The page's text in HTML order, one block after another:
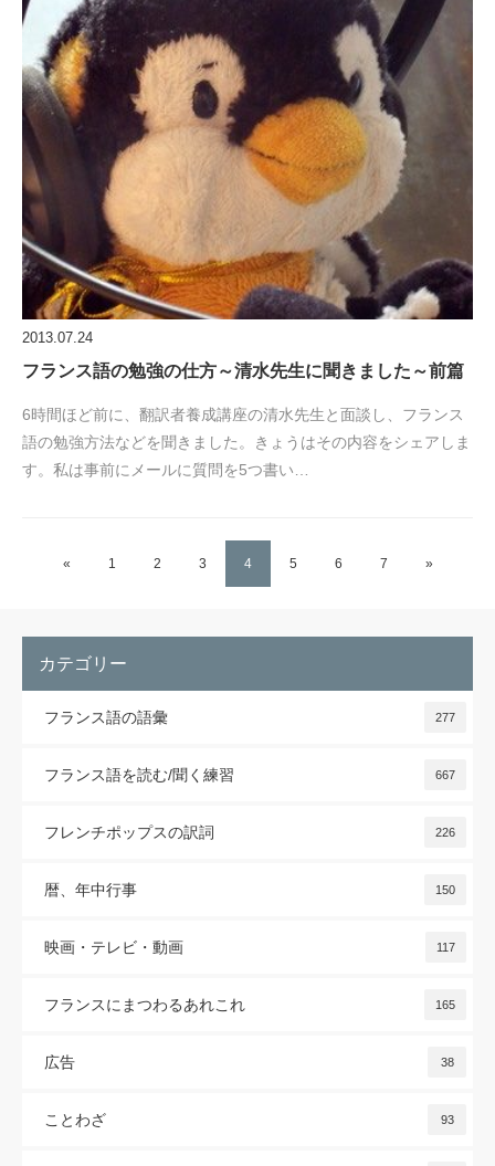
2013.07.24
フランス語の勉強の仕方～清水先生に聞きました～前篇
6時間ほど前に、翻訳者養成講座の清水先生と面談し、フランス
語の勉強方法などを聞きました。きょうはその内容をシェアしま
す。私は事前にメールに質問を5つ書い…
« 1 2 3 4 5 6 7 »
カテゴリー
フランス語の語彙 277
フランス語を読む/聞く練習 667
フレンチポップスの訳詞 226
暦、年中行事 150
映画・テレビ・動画 117
フランスにまつわるあれこれ 165
広告 38
ことわざ 93